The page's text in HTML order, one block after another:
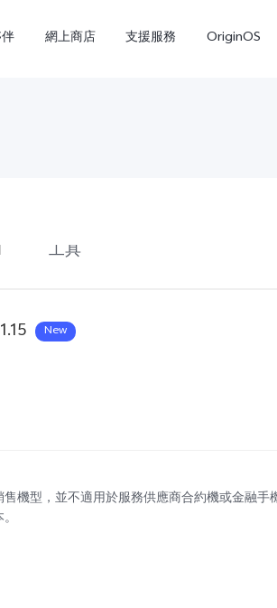
網上商店 支援服務 OriginOS
工具
New
機型，並不適用於服務供應商合約機或金融